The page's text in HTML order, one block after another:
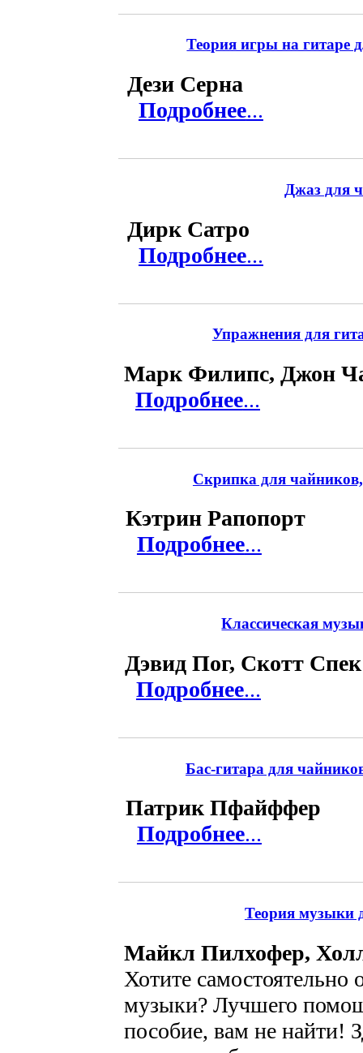
Теория игры на гитаре
Дези Серна
Подробнее...
Джаз для
Дирк Сатро
Подробнее...
Упражнения для
Марк Филипс, Джон
Подробнее...
Скрипка для чайников,
Кэтрин Рапопорт
Подробнее...
Классическая
Дэвид Пог, Скотт Спек
Подробнее...
Бас-гитара для
Патрик Пфайффер
Подробнее...
Теория музыки
Майкл Пилхофер,
Хотите самостоятельно
музыки? Лучшего
пособие, вам не найти!